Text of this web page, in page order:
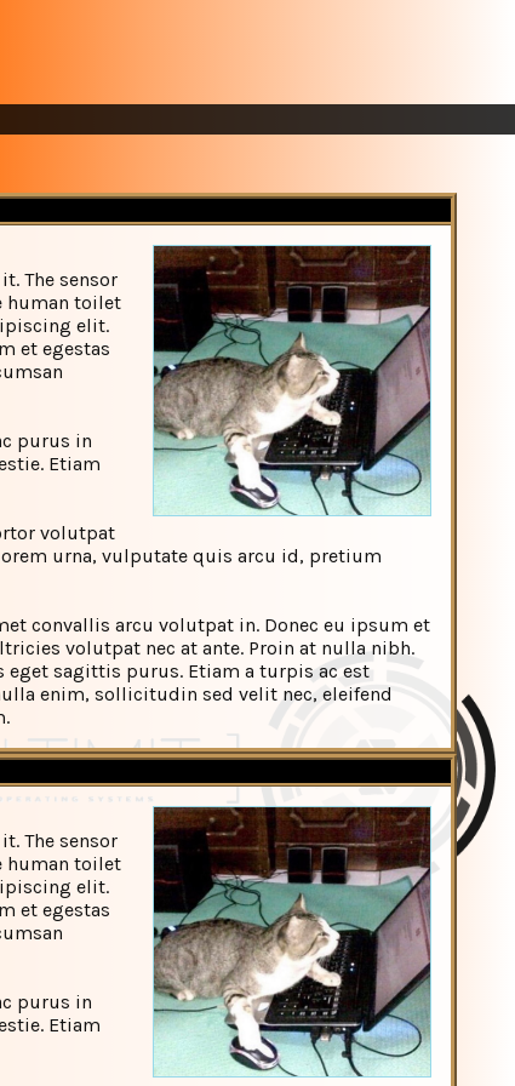
The sensor
human toilet
elit.
et egestas
purus in
Etiam
volutpat
urna, vulputate quis arcu id, pretium
convallis arcu volutpat in. Donec eu ipsum et
volutpat nec at ante. Proin at nulla nibh.
sagittis purus. Etiam a turpis ac est
enim, sollicitudin sed velit nec, eleifend
The sensor
human toilet
elit.
et egestas
purus in
Etiam